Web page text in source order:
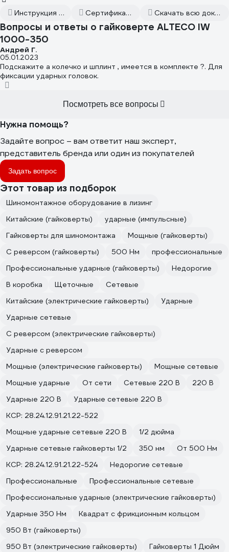
Инструкция к товару Сертификат дилера Скачать всю документацию
Вопросы и ответы о гайковерте ALTECO IW
1000-350
Андрей Г.
05.01.2023
Подскажите а колечко и шплинт , имеется в комплекте ?. Для
фиксации ударных головок.
Посмотреть все вопросы
Нужна помощь?
Задайте вопрос – вам ответит наш эксперт,
представитель бренда или один из покупателей
Задать вопрос
Этот товар из подборок
Шиномонтажное оборудование в лизинг
Китайские (гайковерты)
ударные (импульсные)
Гайковерты для шиномонтажа
Мощные (гайковерты)
С реверсом (гайковерты)
500 Нм
профессиональные
Профессиональные ударные (гайковерты)
Недорогие
В коробка
Щеточные
Сетевые
Китайские (электрические гайковерты)
Ударные
Ударные сетевые
С реверсом (электрические гайковерты)
Ударные с реверсом
Мощные (электрические гайковерты)
Мощные сетевые
Мощные ударные
От сети Сетевые 220 В
220 В
Ударные 220 В
Ударные сетевые 220 В
КСР: 28.24.12.91.21.22-522
Мощные ударные сетевые 220 В
1/2 дюйма
Ударные сетевые гайковерты 1/2
350 нм
От 500 Нм
КСР: 28.24.12.91.21.22-524
Недорогие сетевые
Профессиональные
Профессиональные сетевые
Профессиональные ударные (электрические гайковерты)
Ударные 350 Нм
Квадрат с фрикционным кольцом
950 Вт (гайковерты)
950 Вт (электрические гайковерты)
Гайковерты 1 Дюйм